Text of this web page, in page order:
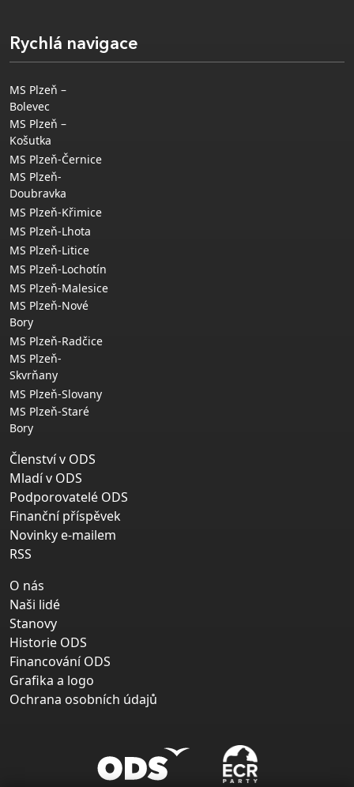
Rychlá navigace
MS Plzeň –
Bolevec
MS Plzeň –
Košutka
MS Plzeň-Černice
MS Plzeň-
Doubravka
MS Plzeň-Křimice
MS Plzeň-Lhota
MS Plzeň-Litice
MS Plzeň-Lochotín
MS Plzeň-Malesice
MS Plzeň-Nové
Bory
MS Plzeň-Radčice
MS Plzeň-
Skvrňany
MS Plzeň-Slovany
MS Plzeň-Staré
Bory
Členství v ODS
Mladí v ODS
Podporovatelé ODS
Finanční příspěvek
Novinky e-mailem
RSS
O nás
Naši lidé
Stanovy
Historie ODS
Financování ODS
Grafika a logo
Ochrana osobních údajů